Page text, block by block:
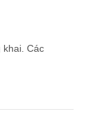
Các